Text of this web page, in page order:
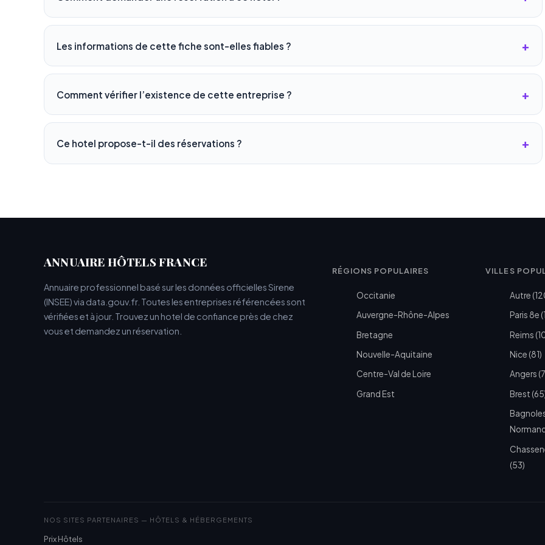
Les informations de cette fiche sont-elles fiables ?
Comment vérifier l’existence de cette entreprise ?
Ce hotel propose-t-il des réservations ?
ANNUAIRE HÔTELS FRANCE
Annuaire professionnel basé sur les données officielles Sirene
(INSEE) via data.gouv.fr. Toutes les entreprises référencées sont
vérifiées et à jour. Trouvez un hotel de confiance près de chez
vous et demandez un réservation.
RÉGIONS POPULAIRES
Occitanie
Auvergne-Rhône-Alpes
Bretagne
Nouvelle-Aquitaine
Centre-Val de Loire
Grand Est
VILLES
Autre
Paris 8e
Reims
Nice (81)
Angers
Brest
(53)
NOS SITES PARTENAIRES — HÔTELS & HÉBERGEMENTS
Prix Hôtels